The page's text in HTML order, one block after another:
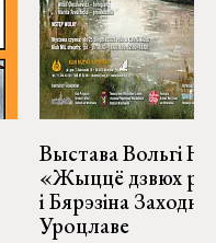
Выстава Вольгі
«Жыццё дзвюх
і Бярэзіна
Уроцлаве